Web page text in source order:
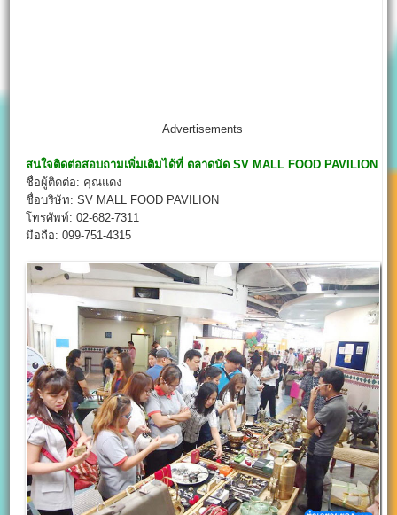
Advertisements
สนใจติดต่อสอบถามเพิ่มเติมได้ที่ ตลาดนัด SV MALL FOOD PAVILION
ชื่อผู้ติดต่อ: คุณแดง
ชื่อบริษัท: SV MALL FOOD PAVILION
โทรศัพท์: 02-682-7311
มือถือ: 099-751-4315